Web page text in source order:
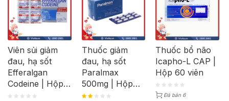
Viên sủi giảm
đau, hạ sốt
Efferalgan
Codeine | Hộp
40 viên
Thuốc giảm
đau, hạ sốt
Paralmax
500mg | Hộp
120 viên
Thuốc bổ não
Icapho-L CAP |
Hộp 60 viên
Đã bán 6